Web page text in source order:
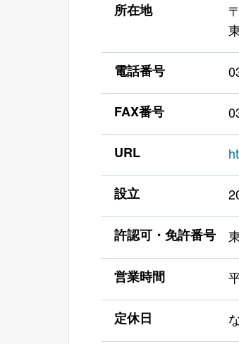
所在地
電話番号
FAX番号
URL
設立
許認可・免許番号
営業時間
定休日